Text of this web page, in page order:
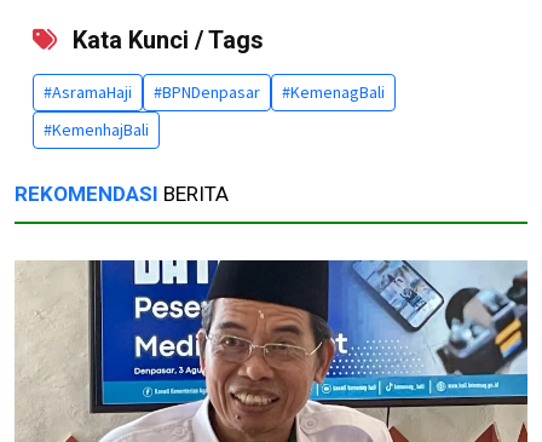
Kata Kunci / Tags
#AsramaHaji #BPNDenpasar
#KemenagBali
#KemenhajBali
REKOMENDASI BERITA